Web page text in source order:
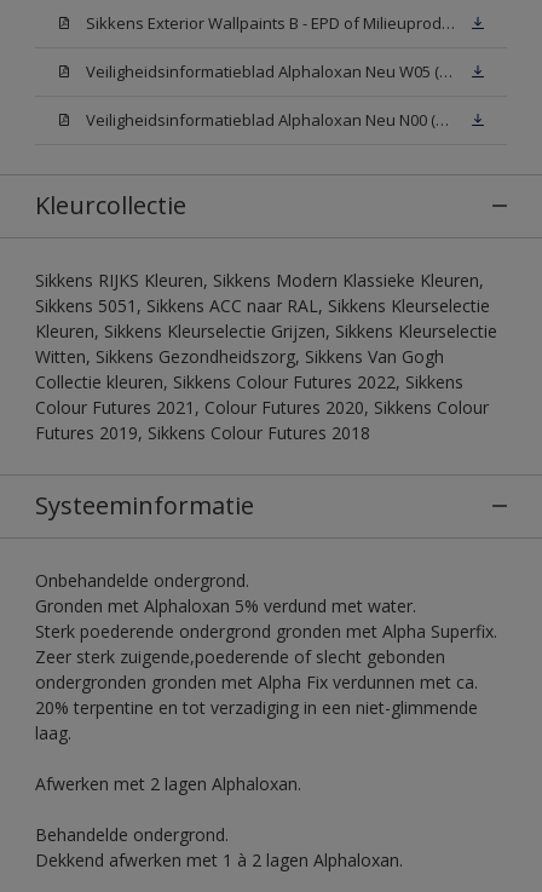
Sikkens Exterior Wallpaints B - EPD of Milieuproductverklaring
Veiligheidsinformatieblad Alphaloxan Neu W05 (MSDS)
Veiligheidsinformatieblad Alphaloxan Neu N00 (MSDS)
Kleurcollectie
Sikkens RIJKS Kleuren, Sikkens Modern Klassieke Kleuren,
Sikkens 5051, Sikkens ACC naar RAL, Sikkens Kleurselectie
Kleuren, Sikkens Kleurselectie Grijzen, Sikkens Kleurselectie
Witten, Sikkens Gezondheidszorg, Sikkens Van Gogh
Collectie kleuren, Sikkens Colour Futures 2022, Sikkens
Colour Futures 2021, Colour Futures 2020, Sikkens Colour
Futures 2019, Sikkens Colour Futures 2018
Systeeminformatie
Onbehandelde ondergrond.
Gronden met Alphaloxan 5% verdund met water.
Sterk poederende ondergrond gronden met Alpha Superfix.
Zeer sterk zuigende,poederende of slecht gebonden
ondergronden gronden met Alpha Fix verdunnen met ca.
20% terpentine en tot verzadiging in een niet-glimmende
laag.
Afwerken met 2 lagen Alphaloxan.
Behandelde ondergrond.
Dekkend afwerken met 1 à 2 lagen Alphaloxan.